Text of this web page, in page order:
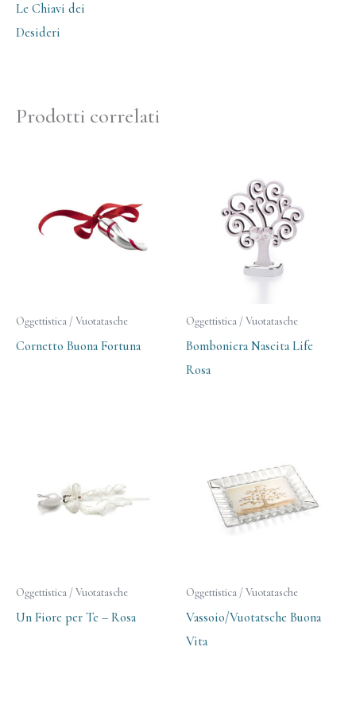
Le Chiavi dei
Desideri
Prodotti correlati
Oggettistica / Vuotatasche
Cornetto Buona Fortuna
Oggettistica / Vuotatasche
Bomboniera Nascita Life
Rosa
Oggettistica / Vuotatasche
Un Fiore per Te – Rosa
Oggettistica / Vuotatasche
Vassoio/Vuotatsche Buona
Vita